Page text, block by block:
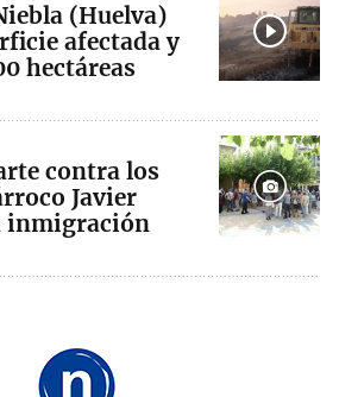
(Huelva)
afectada y
hectáreas
contra los
Javier
inmigración